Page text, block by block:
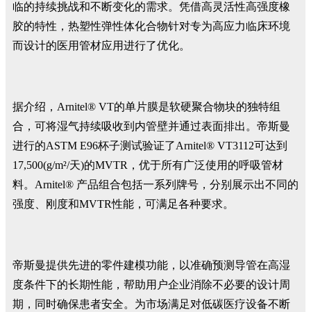
临的持续挑战和不断变化的需求。凭借高灵活性高强度橡
胶的特性，热塑性弹性体化合物针对专为高应力临床环境
而设计的医用管材应用进行了优化。
据介绍，Arnitel® VT的单片膜是软硬聚合物块的独特组
合，可将湿气持续吸收到内管壁并通过表面排出。帝斯曼
进行的ASTM E96杯子测试验证了Arnitel® VT3112可达到
17,500(g/m²/天)的MVTR，优于所有广泛使用的呼吸管材
料。Arnitel® 产品组合包括一系列牌号，分别展示出不同的
强度、刚度和MVTR性能，可满足各种要求。
帝斯曼提供先进的零件建模功能，以准确预测导管在高湿
度条件下的长期性能，帮助用户企业消除不必要的设计周
期，同时确保患者安全。为市场满足对低碳医疗设备不断